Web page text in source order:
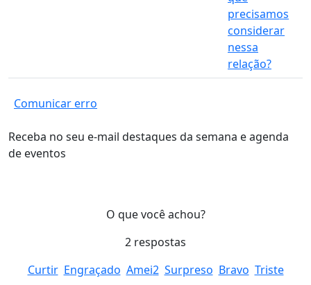
precisamos
considerar
nessa
relação?
Comunicar erro
Receba no seu e-mail destaques da semana e agenda
de eventos
O que você achou?
2 respostas
Curtir Engraçado Amei2 Surpreso Bravo Triste